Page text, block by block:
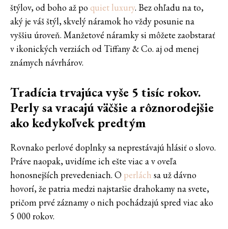
štýlov, od boho až poquiet luxury. Bez ohľadu na to,
aký je váš štýl, skvelý náramok ho vždy posunie na
vyššiu úroveň. Manžetové náramky si môžete zaobstarať
v ikonických verziách od Tiffany & Co. aj od menej
známych návrhárov.
Tradícia trvajúca vyše 5 tisíc rokov.
Perly sa vracajú väčšie a rôznorodejšie
ako kedykoľvek predtým
Rovnako perlové doplnky sa neprestávajú hlásiť o slovo.
Práve naopak, uvidíme ich ešte viac a v oveľa
honosnejších prevedeniach. O perlách sa už dávno
hovorí, že patria medzi najstaršie drahokamy na svete,
pričom prvé záznamy o nich pochádzajú spred viac ako
5 000 rokov.